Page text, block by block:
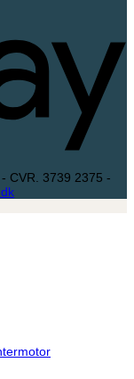
CVR. 3739 2375 -